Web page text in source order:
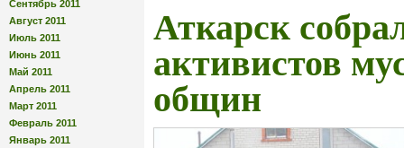
Сентябрь 2011
Август 2011
Июль 2011
Июнь 2011
Май 2011
Апрель 2011
Март 2011
Февраль 2011
Январь 2011
Аткарск
активистов
общин